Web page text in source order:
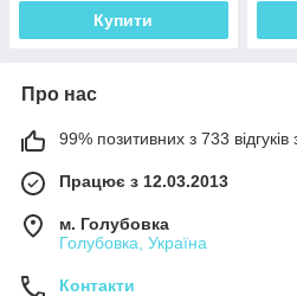
Купити
Про нас
99% позитивних з 733 відгуків
Працює з 12.03.2013
м. Голубовка
Голубовка, Україна
Контакти